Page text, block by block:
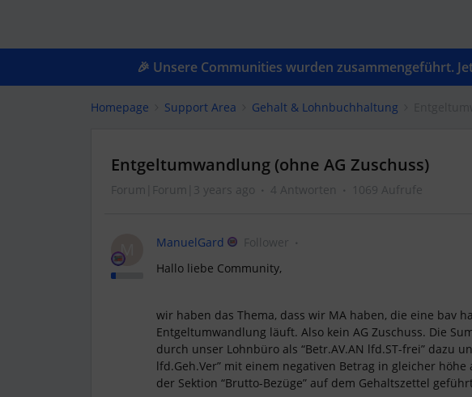
🎉 Unsere Communities wurden zusammengeführt.
Homepage Support Area Gehalt & Lohnbuchhaltung
Entgeltumwandlung (ohne AG Zuschuss)
Forum|Forum|3 years ago 4 Antworten 1069 Aufrufe
M ManuelGard
Follower
Hallo liebe Community,
wir haben das Thema, dass wir MA haben, die eine bav
Entgeltumwandlung läuft. Also kein AG Zuschuss. Die
durch unser Lohnbüro als “Betr.AV.AN lfd.ST-frei” dazu
lfd.Geh.Ver” mit einem negativen Betrag in gleicher höhe
der Sektion “Brutto-Bezüge” auf dem Gehaltszettel